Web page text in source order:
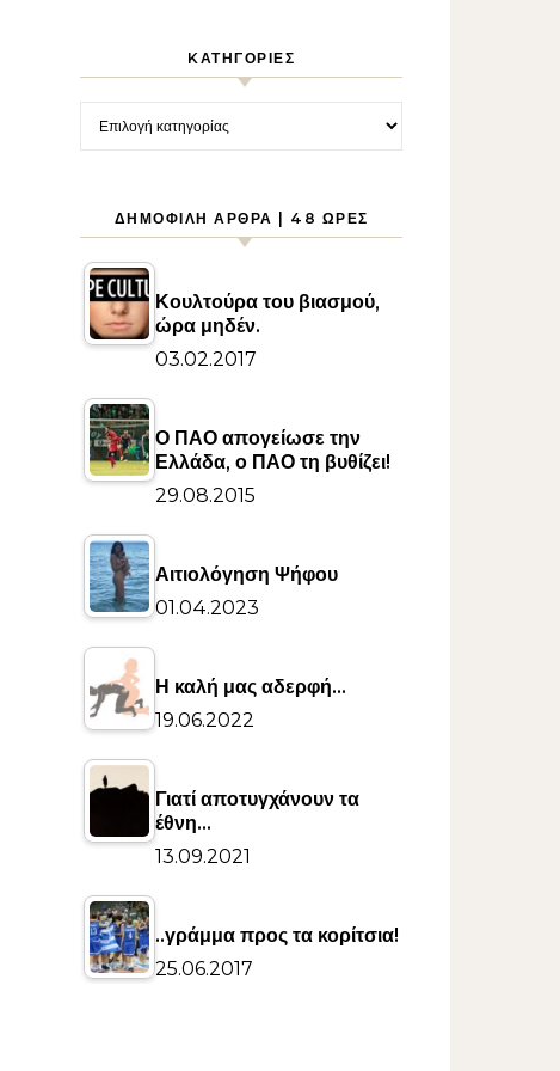
KΑΤΗΓΟΡΊΕΣ
Kατηγορίες
ΔΗΜΟΦΙΛΉ ΆΡΘΡΑ | 48 ΏΡΕΣ
Κουλτούρα του βιασμού,
ώρα μηδέν.
03.02.2017
Ο ΠΑΟ απογείωσε την
Ελλάδα, ο ΠΑΟ τη βυθίζει!
29.08.2015
Αιτιολόγηση Ψήφου
01.04.2023
Η καλή μας αδερφή…
19.06.2022
Γιατί αποτυγχάνουν τα
έθνη…
13.09.2021
..γράμμα προς τα κορίτσια!
25.06.2017